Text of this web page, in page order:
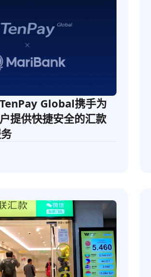
Global携手为
提供快捷安全的汇款